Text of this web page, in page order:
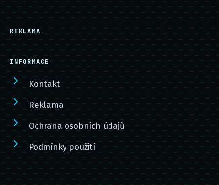
REKLAMA
INFORMACE
Kontakt
Reklama
Ochrana osobních údajů
Podmínky použití